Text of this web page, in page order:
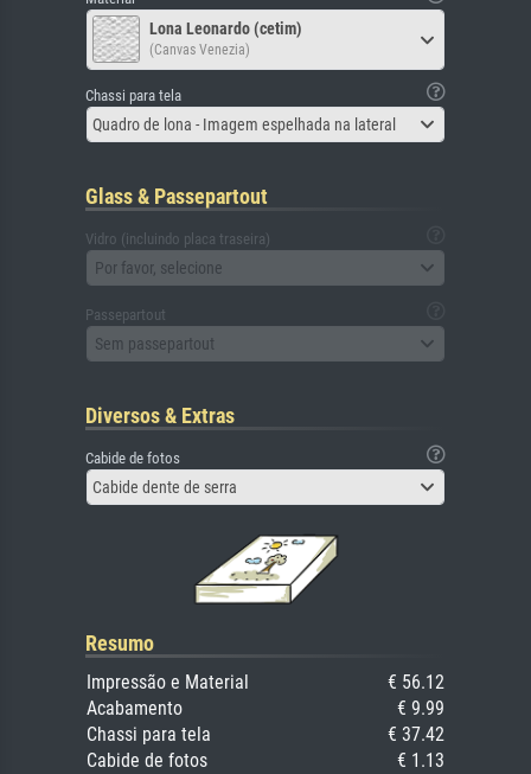
Lona Leonardo (cetim)
(Canvas Venezia)
Chassi para tela
Quadro de lona - Imagem espelhada na lateral
Glass & Passepartout
Vidro (incluindo placa traseira)
Por favor, selecione
Passepartout
Sem passepartout
Diversos & Extras
Cabide de fotos
Cabide dente de serra
Resumo
Impressão e Material
€ 56.12
Acabamento
€ 9.99
Chassi para tela
€ 37.42
Cabide de fotos
€ 1.13